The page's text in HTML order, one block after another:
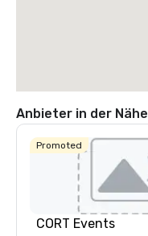
Anbieter in der Nähe
Promoted
CORT Events